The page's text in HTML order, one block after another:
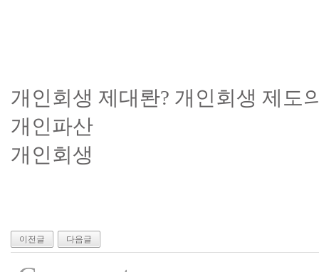
개인회생 제대롼? 개인회생 제도
개인파산
개인회생
이전글 다음글